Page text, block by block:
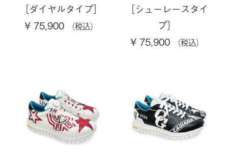
［ダイヤルタイプ］
¥ 75,900
［シューレースタイ
プ］
¥ 75,900